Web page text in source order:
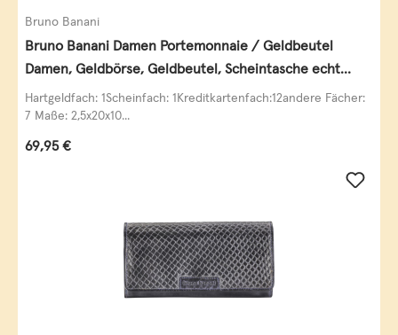
Bruno Banani
Bruno Banani Damen Portemonnaie / Geldbeutel
Damen, Geldbörse, Geldbeutel, Scheintasche echt
Leder
Hartgeldfach: 1Scheinfach: 1Kreditkartenfach:12andere Fächer:
7 Maße: 2,5x20x10...
Regulärer Preis:
69,95 €